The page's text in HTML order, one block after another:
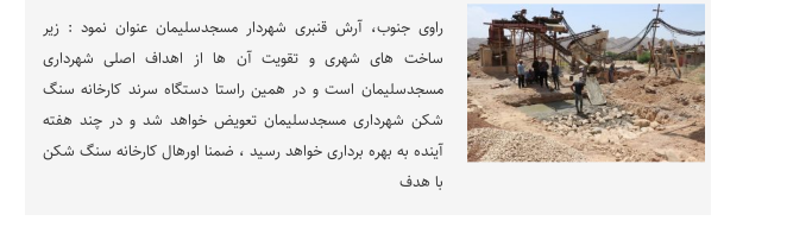
راوی جنوب، آرش قنبری شهردار مسجدسلیمان عنوان نمود : زیر
ساخت های شهری و تقویت آن ها از اهداف اصلی شهرداری
مسجدسلیمان است و در همین راستا دستگاه سرند کارخانه سنگ
شکن شهرداری مسجدسلیمان تعویض خواهد شد و در چند هفته
آینده به بهره برداری خواهد رسید ، ضمنا اورهال کارخانه سنگ شکن
با هدف